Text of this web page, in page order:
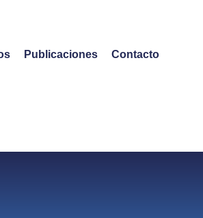
Publicaciones Contacto